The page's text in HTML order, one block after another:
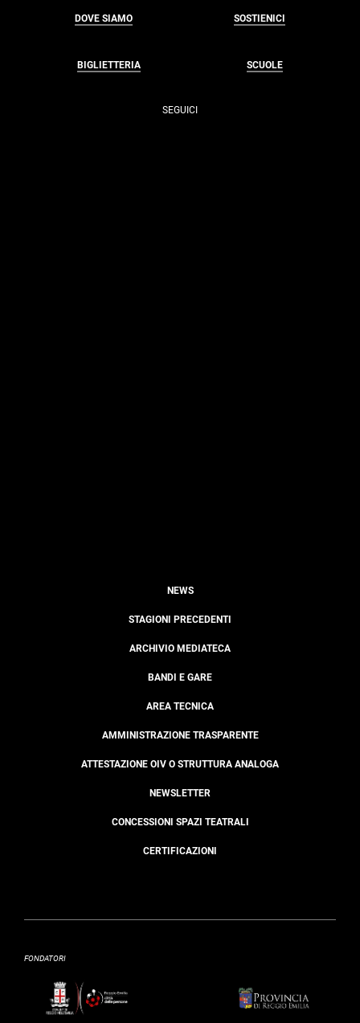
DOVE SIAMO SOSTIENICI
BIGLIETTERIA SCUOLE
SEGUICI
NEWS
STAGIONI PRECEDENTI
ARCHIVIO MEDIATECA
BANDI E GARE
AREA TECNICA
AMMINISTRAZIONE TRASPARENTE
ATTESTAZIONE OIV O STRUTTURA ANALOGA
NEWSLETTER
CONCESSIONI SPAZI TEATRALI
CERTIFICAZIONI
FONDATORI